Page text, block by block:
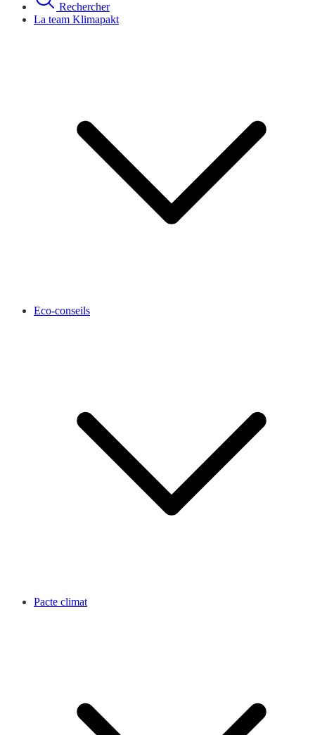
Rechercher
La team Klimapakt
Eco-conseils
Pacte climat